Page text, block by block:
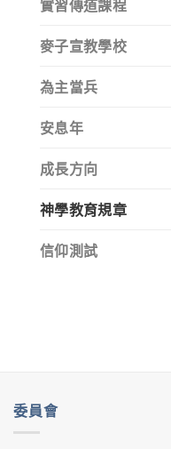
實習傳道課程
麥子宣教學校
為主當兵
安息年
成長方向
神學教育規章
信仰測試
委員會